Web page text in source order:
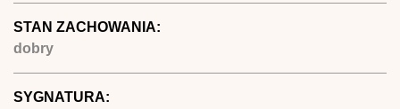
STAN ZACHOWANIA:
dobry
SYGNATURA: